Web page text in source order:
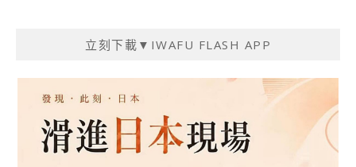
立刻下載▼IWAFU FLASH APP